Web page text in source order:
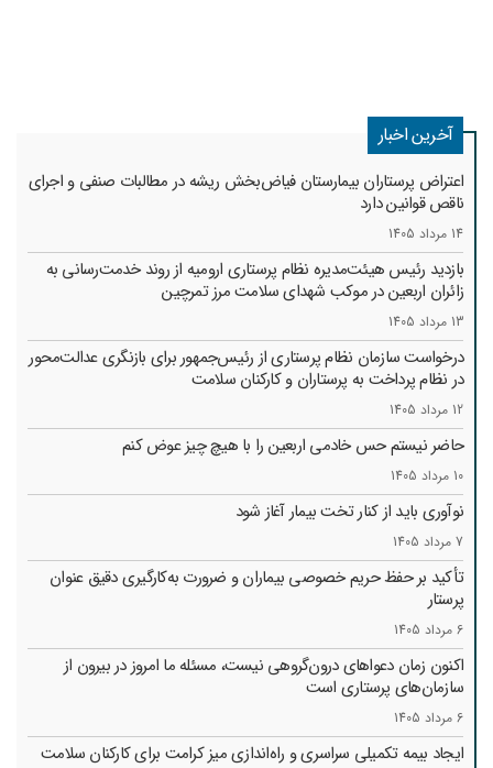
آخرین اخبار
اعتراض پرستاران بیمارستان فیاض‌بخش ریشه در مطالبات صنفی و اجرای
ناقص قوانین دارد
14 مرداد 1405
بازدید رئیس هیئت‌مدیره نظام پرستاری ارومیه از روند خدمت‌رسانی به
زائران اربعین در موکب شهدای سلامت مرز تمرچین
13 مرداد 1405
درخواست سازمان نظام پرستاری از رئیس‌جمهور برای بازنگری عدالت‌محور
در نظام پرداخت به پرستاران و کارکنان سلامت
12 مرداد 1405
حاضر نیستم حس خادمی اربعین را با هیچ چیز عوض کنم
10 مرداد 1405
نوآوری باید از کنار تخت بیمار آغاز شود
7 مرداد 1405
تأکید بر حفظ حریم خصوصی بیماران و ضرورت به‌کارگیری دقیق عنوان
پرستار
6 مرداد 1405
اکنون زمان دعواهای درون‌گروهی نیست، مسئله ما امروز در بیرون از
سازمان‌های پرستاری است
6 مرداد 1405
ایجاد بیمه تکمیلی سراسری و راه‌اندازی میز کرامت برای کارکنان سلامت